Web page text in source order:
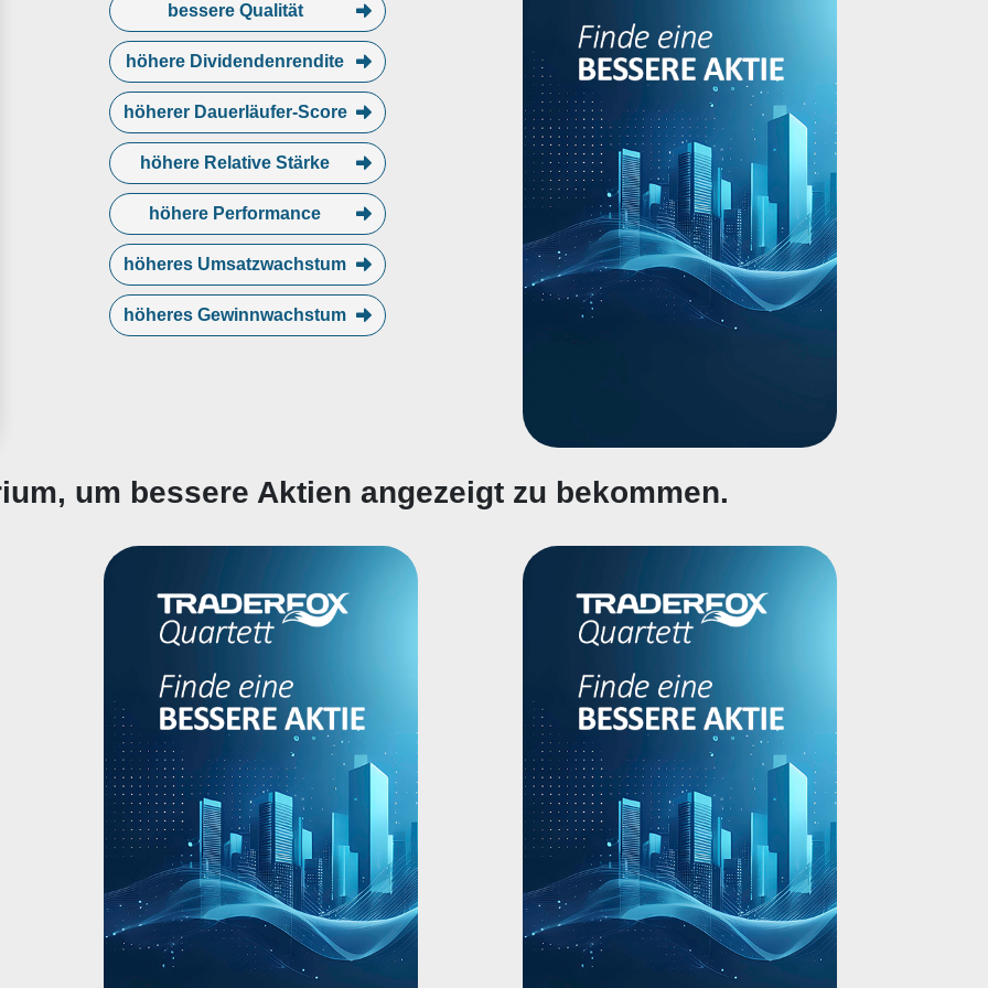
bessere Qualität
höhere Dividendenrendite
höherer Dauerläufer-Score
höhere Relative Stärke
höhere Performance
höheres Umsatzwachstum
höheres Gewinnwachstum
um bessere Aktien angezeigt zu bekommen.